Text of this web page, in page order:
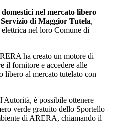
nel mercato libero
di Maggior Tutela,
nel loro Comune di
ha creato un motore di
il fornitore e accedere alle
libero al mercato tutelato con
è possibile ottenere
verde gratuito dello Sportello
di ARERA, chiamando il